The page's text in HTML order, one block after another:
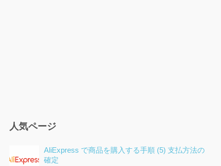
人気ページ
AliExpress で商品を購入する手順 (5) 支払方法の
確定